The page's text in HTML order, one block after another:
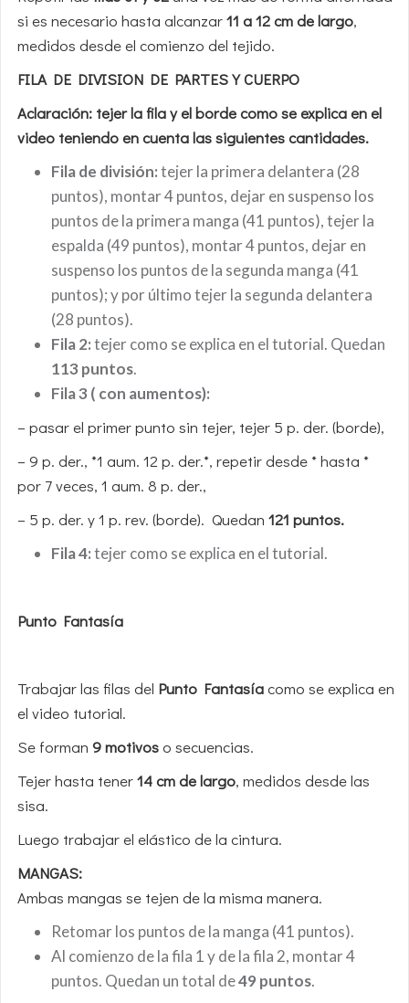
si es necesario hasta alcanzar11 a 12 cm de largo,
medidos desde el comienzo del tejido.
FILA DE DIVISION DE PARTES Y CUERPO
Aclaración: tejer la fila y el borde como se explica en el
video teniendo en cuenta las siguientes cantidades.
Fila de división:tejer la primera delantera (28
puntos), montar 4 puntos, dejar en suspenso los
puntos de la primera manga (41 puntos), tejer la
espalda (49 puntos), montar 4 puntos, dejar en
suspenso los puntos de la segunda manga (41
puntos); y por último tejer la segunda delantera
(28 puntos).
Fila 2:tejer como se explica en el tutorial. Quedan
113 puntos.
Fila 3 ( con aumentos):
– pasar el primer punto sin tejer, tejer 5 p. der. (borde),
– 9 p. der., *1 aum. 12 p. der.*, repetir desde * hasta *
por 7 veces, 1 aum. 8 p. der.,
– 5 p. der. y 1 p. rev. (borde). Quedan 121 puntos.
Fila 4:tejer como se explica en el tutorial.
Punto Fantasía
Trabajar las filas del Punto Fantasíacomo se explica en
el video tutorial.
Se forman 9 motivoso secuencias.
Tejer hasta tener14 cm de largo, medidos desde las
sisa.
Luego trabajar el elástico de la cintura.
MANGAS:
Ambas mangas se tejen de la misma manera.
Retomar los puntos de la manga (41 puntos).
Al comienzo de la fila 1 y de la fila 2, montar 4
puntos. Quedan un total de49 puntos.